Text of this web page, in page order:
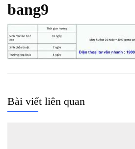
bang9
Bài viết liên quan